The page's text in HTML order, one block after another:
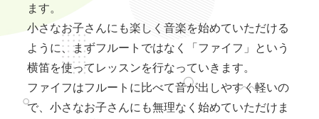
ます。
小さなお子さんにも楽しく音楽を始めていただける
ように、まずフルートではなく「ファイフ」という
横笛を使ってレッスンを行なっていきます。
ファイフはフルートに比べて音が出しやすく軽いの
で、小さなお子さんにも無理なく始めていただけま